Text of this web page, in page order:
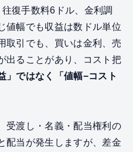
復手数料6ドル、金利調
値幅でも収益は数ドル単位
取引でも、買いは金利、売
出ることがあり、コスト把
」ではなく「値幅−コスト
受渡し・名義・配当権利の
配当が発生しますが、差金